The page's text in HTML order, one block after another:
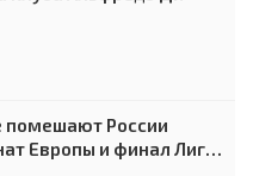
помешают России
Европы и финал Лиги